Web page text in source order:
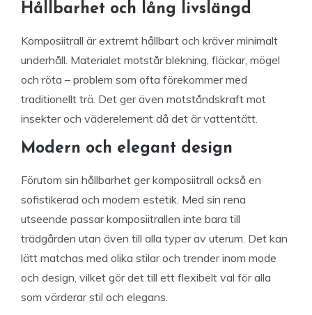
Hållbarhet och lång livslängd
Komposiitrall är extremt hållbart och kräver minimalt
underhåll. Materialet motstår blekning, fläckar, mögel
och röta – problem som ofta förekommer med
traditionellt trä. Det ger även motståndskraft mot
insekter och väderelement då det är vattentätt.
Modern och elegant design
Förutom sin hållbarhet ger komposiitrall också en
sofistikerad och modern estetik. Med sin rena
utseende passar komposiitrallen inte bara till
trädgården utan även till alla typer av uterum. Det kan
lätt matchas med olika stilar och trender inom mode
och design, vilket gör det till ett flexibelt val för alla
som värderar stil och elegans.